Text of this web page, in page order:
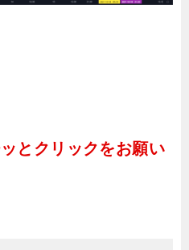
とクリックをお願い